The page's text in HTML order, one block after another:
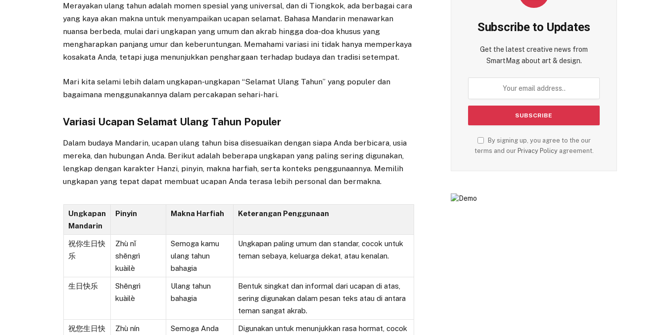
Merayakan ulang tahun adalah momen spesial yang universal, dan di Tiongkok, ada berbagai cara
yang kaya akan makna untuk menyampaikan ucapan selamat. Bahasa Mandarin menawarkan
nuansa berbeda, mulai dari ungkapan yang umum dan akrab hingga doa-doa khusus yang
mengharapkan panjang umur dan keberuntungan. Memahami variasi ini tidak hanya memperkaya
kosakata Anda, tetapi juga menunjukkan penghargaan terhadap budaya dan tradisi setempat.
Mari kita selami lebih dalam ungkapan-ungkapan “Selamat Ulang Tahun” yang populer dan
bagaimana menggunakannya dalam percakapan sehari-hari.
Variasi Ucapan Selamat Ulang Tahun Populer
Dalam budaya Mandarin, ucapan ulang tahun bisa disesuaikan dengan siapa Anda berbicara, usia
mereka, dan hubungan Anda. Berikut adalah beberapa ungkapan yang paling sering digunakan,
lengkap dengan karakter Hanzi, pinyin, makna harfiah, serta konteks penggunaannya. Memilih
ungkapan yang tepat dapat membuat ucapan Anda terasa lebih personal dan bermakna.
Ungkapan
Mandarin
Pinyin Makna Harfiah Keterangan Penggunaan
祝你生日快
乐
Zhù nǐ
shēngrì
kuàilè
Semoga kamu
ulang tahun
bahagia
Ungkapan paling umum dan standar, cocok untuk
teman sebaya, keluarga dekat, atau kenalan.
生日快乐
Shēngrì
kuàilè
Ulang tahun
bahagia
Bentuk singkat dan informal dari ucapan di atas,
sering digunakan dalam pesan teks atau di antara
teman sangat akrab.
祝您生日快
Zhù nín
Semoga Anda
Digunakan untuk menunjukkan rasa hormat, cocok
Subscribe to Updates
Get the latest creative news from
SmartMag about art & design.
By signing up, you agree to the our
terms and our Privacy Policyagreement.